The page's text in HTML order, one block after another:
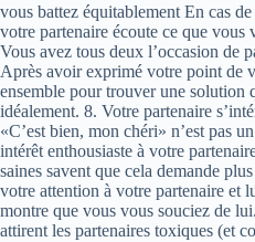
vous battez équitablement En cas
votre partenaire écoute ce que
Vous avez tous deux l’occasion de
Après avoir exprimé votre point de
ensemble pour trouver une solution
idéalement. 8. Votre partenaire
«C’est bien, mon chéri» n’est pas
intérêt enthousiaste à votre
saines savent que cela demande
votre attention à votre partenaire et
montre que vous vous souciez de
attirent les partenaires toxiques (et